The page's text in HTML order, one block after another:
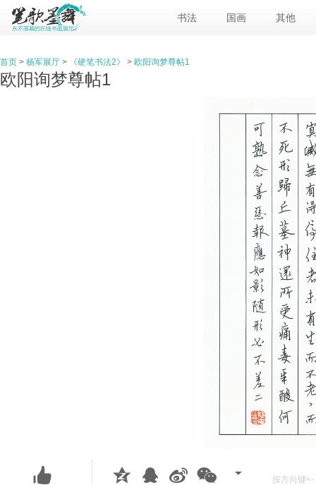
书法 国画 其他
首页 > 杨军展厅 > 《硬笔书法2》 > 欧阳询梦尊帖1
欧阳询梦尊帖1
按方向键